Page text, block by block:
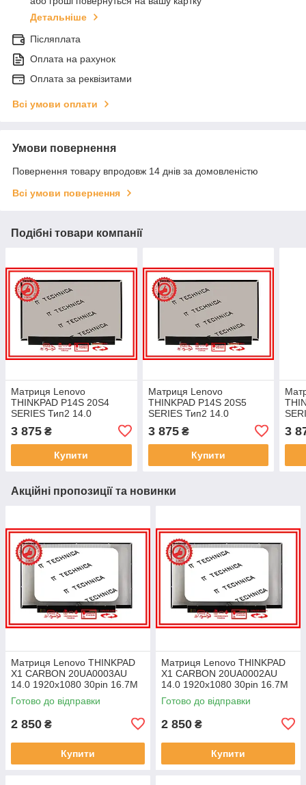
Детальніше
Післяплата
Оплата на рахунок
Оплата за реквізитами
Всі умови оплати
Умови повернення
Повернення товару впродовж 14 днів за домовленістю
Всі умови повернення
Подібні товари компанії
Матриця Lenovo
THINKPAD P14S 20S4
SERIES Тип2 14.0
100% sRGB 400 cd/m² для
ноутбука
3 875 ₴
Купити
Матриця Lenovo
THINKPAD P14S 20S5
SERIES Тип2 14.0
100% sRGB 400 cd/m² для
ноутбука
3 875₴
Купити
3
Акційні пропозиції та новинки
Матриця Lenovo THINKPAD
X1 CARBON 20UA0003AU
14.0 1920x1080 30pin 16.7M
45% NTSC 300 cd/m² для
ноутбука
Готово до відправки
2 850 ₴
Купити
Матриця Lenovo THINKPAD
X1 CARBON 20UA0002AU
14.0 1920x1080 30pin 16.7M
45% NTSC 300 cd/m² для
ноутбука
Готово до відправки
2 850 ₴
Купити